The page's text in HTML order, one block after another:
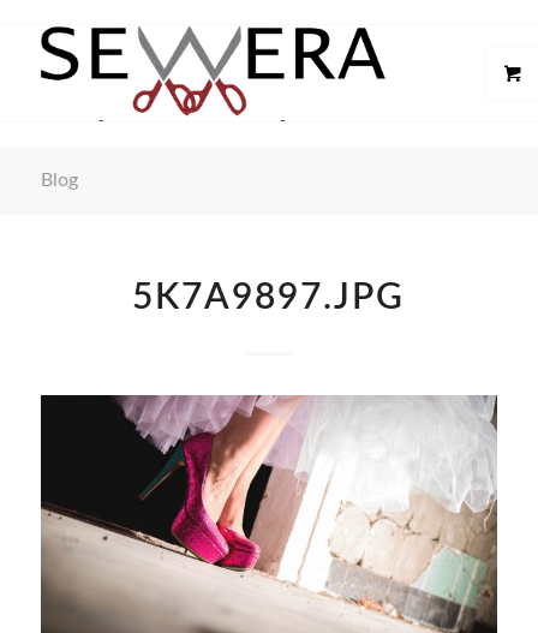
Blog
5K7A9897.JPG